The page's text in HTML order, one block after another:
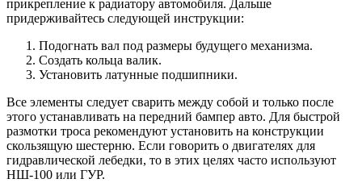
прикрепление к радиатору автомобиля. Дальше
придерживайтесь следующей инструкции:
Подогнать вал под размеры будущего механизма.
Создать кольца валик.
Установить латунные подшипники.
Все элементы следует сварить между собой и только после
этого устанавливать на передний бампер авто. Для быстрой
размотки троса рекомендуют установить на конструкции
скользящую шестерню. Если говорить о двигателях для
гидравлической лебедки, то в этих целях часто используют
НШ-100 или ГУР.